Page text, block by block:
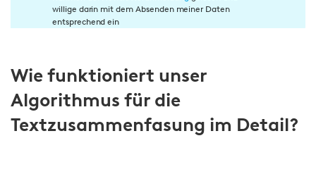
l
i
g
willige darin mit dem Absenden meiner Daten
entsprechend ein
Wie funktioniert unser
Algorithmus für die
Textzusammenfasung im Detail?